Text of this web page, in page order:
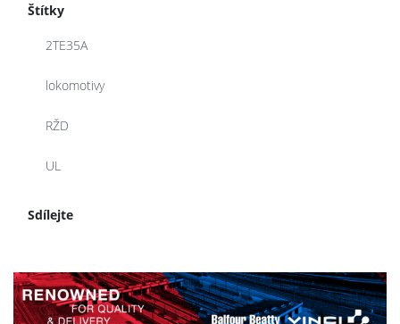
Štítky
2TE35A
lokomotivy
RŽD
UL
Sdílejte